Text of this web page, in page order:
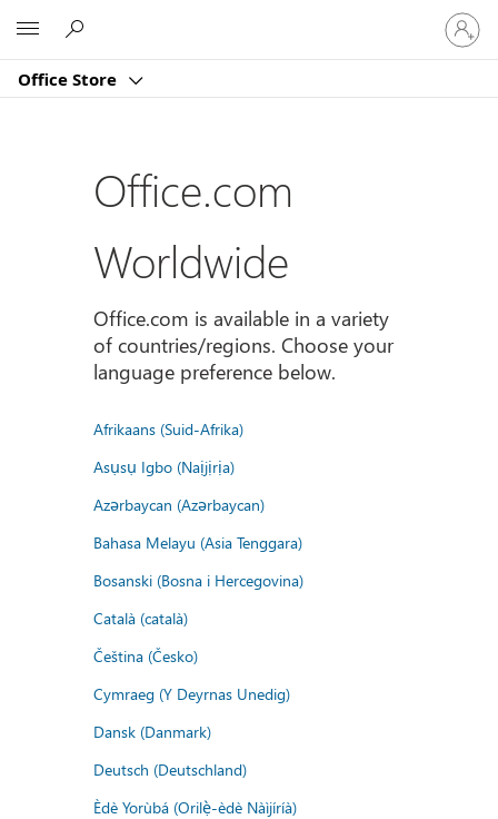
Office Store
Sign
in
to
account
Office.com
Worldwide
Office.com is available in a variety
of countries/regions. Choose your
language preference below.
Afrikaans (Suid-Afrika)
Asụsụ Igbo (Naịjịrịa)
Azərbaycan (Azərbaycan)
Bahasa Melayu (Asia Tenggara)
Bosanski (Bosna i Hercegovina)
Català (català)
Čeština (Česko)
Cymraeg (Y Deyrnas Unedig)
Dansk (Danmark)
Deutsch (Deutschland)
Èdè Yorùbá (Orilẹ̀-èdè Nàìjíríà)